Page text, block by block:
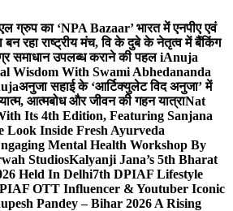
ग्रुप का ‘NPA Bazaar’ भारत में एनपीए एवं
रहा राष्ट्रीय मंच, वि के दुबे के नेतृत्व में बैंकिंग
समाधान उपलब्ध कराने की पहल iAnuja
Wisdom With Swami Abhedananda
अनुजा सहाई के ‘आर्टिक्युलेट विद अनुजा’ में
आत्मबोध और जीवन की गहन यात्राNat
Its 4th Edition, Featuring Sanjana
Look Inside Fresh Ayurveda
Mental Health Workshop By
StudiosKalyanji Jana’s 5th Bharat
Held In Delhi7th DPIAF Lifestyle
OTT Influencer & Youtuber Iconic
Pandey – Bihar 2026 A Rising